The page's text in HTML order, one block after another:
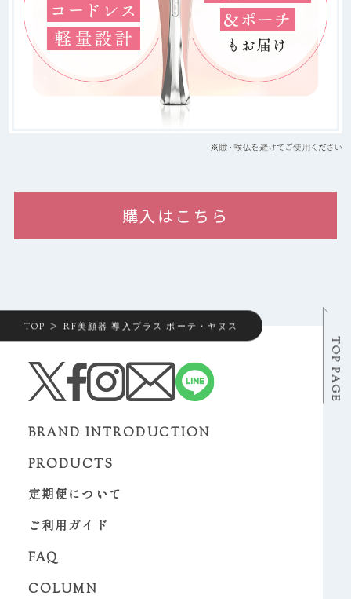
購入はこちら
TOP RF美顔器 導入プラス ボーテ・ヤヌス
BRAND INTRODUCTION
PRODUCTS
定期便について
ご利用ガイド
FAQ
COLUMN